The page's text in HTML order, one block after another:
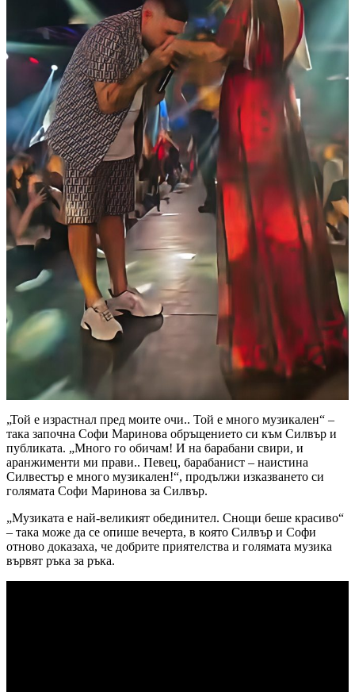
„Той е израстнал пред моите очи.. Той е много музикален“ –
така започна Софи Маринова обръщението си към Силвър и
публиката. „Много го обичам! И на барабани свири, и
аранжименти ми прави.. Певец, барабанист – наистина
Силвестър е много музикален!“, продължи изказването си
голямата Софи Маринова за Силвър.
„Музиката е най-великият обединител. Снощи беше красиво“
– така може да се опише вечерта, в която Силвър и Софи
отново доказаха, че добрите приятелства и голямата музика
вървят ръка за ръка.